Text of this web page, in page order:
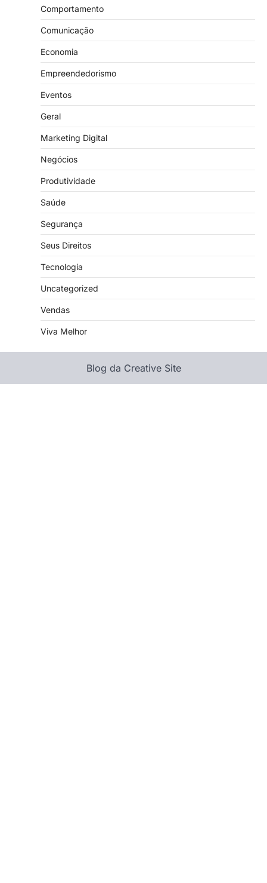
Comportamento
Comunicação
Economia
Empreendedorismo
Eventos
Geral
Marketing Digital
Negócios
Produtividade
Saúde
Segurança
Seus Direitos
Tecnologia
Uncategorized
Vendas
Viva Melhor
Blog da Creative Site